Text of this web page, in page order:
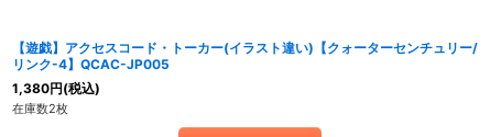
【遊戯】アクセスコード・トーカー(イラスト違い)【クォーターセンチュリー/
リンク-4】QCAC-JP005
1,380円(税込)
在庫数2枚